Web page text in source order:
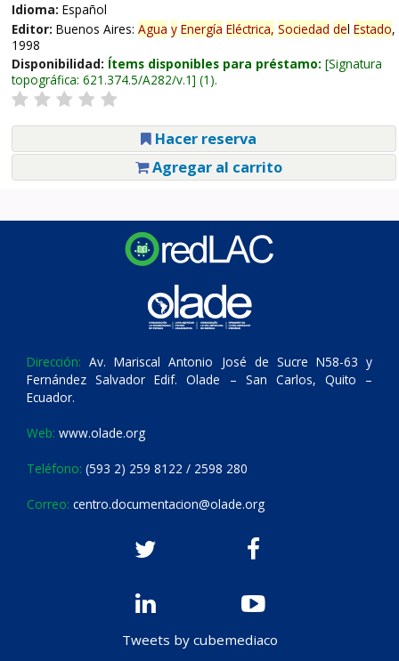
Idioma: Español
Editor: Buenos Aires: Agua y Energía Eléctrica, Sociedad del Estado,
1998
Disponibilidad: Ítems disponibles para préstamo: Signatura
topográfica: 621.374.5/A282/v.1 (1).
Hacer reserva
Agregar al carrito
Dirección: Av. Mariscal Antonio José de Sucre N58-63 y
Fernández Salvador Edif. Olade – San Carlos, Quito –
Ecuador.
Web: www.olade.org
Teléfono: (593 2) 259 8122 / 2598 280
Correo: centro.documentacion@olade.org
Tweets by cubemediaco